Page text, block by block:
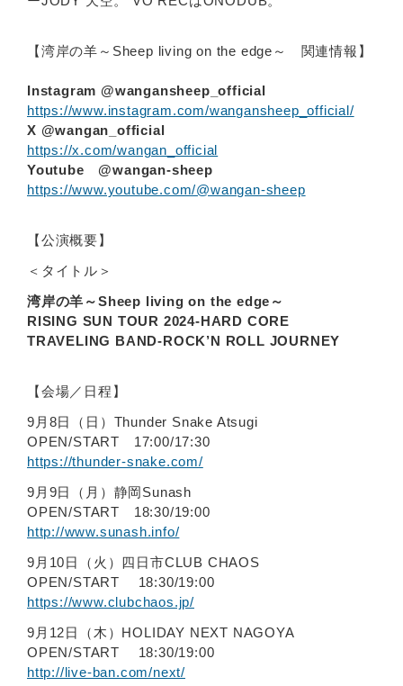
【湾岸の羊～Sheep living on the edge～ 関連情報】
Instagram @wangansheep_official
https://www.instagram.com/wangansheep_official/
X @wangan_official
https://x.com/wangan_official
Youtube @wangan-sheep
https://www.youtube.com/@wangan-sheep
【公演概要】
＜タイトル＞
湾岸の羊～Sheep living on the edge～
RISING SUN TOUR 2024-HARD CORE
TRAVELING BAND-ROCK’N ROLL JOURNEY
【会場／日程】
9月8日（日）Thunder Snake Atsugi
OPEN/START 17:00/17:30
https://thunder-snake.com/
9月9日（月）静岡Sunash
OPEN/START 18:30/19:00
http://www.sunash.info/
9月10日（火）四日市CLUB CHAOS
OPEN/START 18:30/19:00
https://www.clubchaos.jp/
9月12日（木）HOLIDAY NEXT NAGOYA
OPEN/START 18:30/19:00
http://live-ban.com/next/